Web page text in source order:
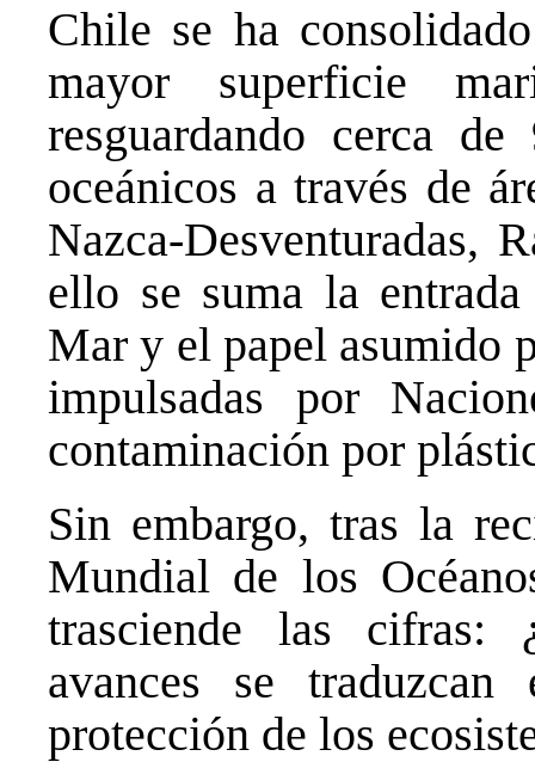
Chile se ha
mayor superficie
resguardando cerca
oceánicos a través de
Nazca-Desventuradas,
ello se suma la
Mar y el papel asumido
impulsadas por
contaminación por
Sin embargo, tras la
Mundial de los
trasciende las cifras:
avances se
protección de los